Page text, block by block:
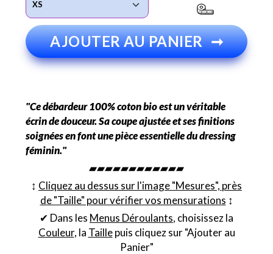
AJOUTER AU PANIER ➞
"Ce débardeur 100% coton bio est un véritable
écrin de douceur. Sa coupe ajustée et ses finitions
soignées en font une pièce essentielle du dressing
féminin."
▰▰▰▰▰▰▰▰▰▰▰▰
↕︎ Cliquez au dessus sur l'image "Mesures", près
de "Taille" pour vérifier vos mensurations ↕︎
✔ Dans les Menus Déroulants, choisissez la
Couleur, la Taillepuis cliquez sur "Ajouter au
Panier"